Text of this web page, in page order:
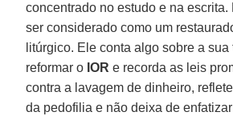
concentrado no estudo e na escrita.
ser considerado como um
litúrgico. Ele conta algo sobre a
reformar o IOR e recorda as leis
contra a lavagem de dinheiro,
da pedofilia e não deixa de